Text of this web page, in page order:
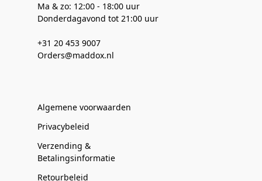
Ma & zo: 12:00 - 18:00 uur
Donderdagavond tot 21:00 uur
+31 20 453 9007
Orders@maddox.nl
Algemene voorwaarden
Privacybeleid
Verzending &
Betalingsinformatie
Retourbeleid